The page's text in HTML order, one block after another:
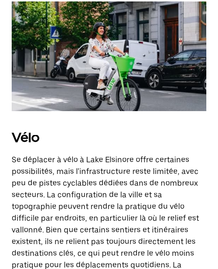
Vélo
Se déplacer à vélo à Lake Elsinore offre certaines
possibilités, mais l'infrastructure reste limitée, avec
peu de pistes cyclables dédiées dans de nombreux
secteurs. La configuration de la ville et sa
topographie peuvent rendre la pratique du vélo
difficile par endroits, en particulier là où le relief est
vallonné. Bien que certains sentiers et itinéraires
existent, ils ne relient pas toujours directement les
destinations clés, ce qui peut rendre le vélo moins
pratique pour les déplacements quotidiens. La